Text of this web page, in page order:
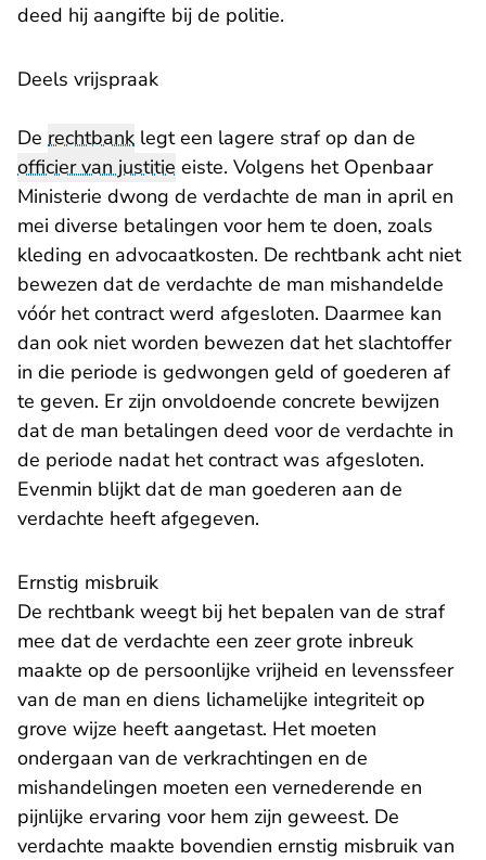
deed hij aangifte bij de politie.
​Deels vrijspraak
De rechtbank legt een lagere straf op dan de
officier van justitie eiste. Volgens het Openbaar
Ministerie dwong de verdachte de man in april en
mei diverse betalingen voor hem te doen, zoals
kleding en advocaatkosten. De rechtbank acht niet
bewezen dat de verdachte de man mishandelde
vóór het contract werd afgesloten. Daarmee kan
dan ook niet worden bewezen dat het slachtoffer
in die periode is gedwongen geld of goederen af
te geven. Er zijn onvoldoende concrete bewijzen
dat de man betalingen deed voor de verdachte in
de periode nadat het contract was afgesloten.
Evenmin blijkt dat de man goederen aan de
verdachte heeft afgegeven.
​Ernstig misbruik
De rechtbank weegt bij het bepalen van de straf
mee dat de verdachte een zeer grote inbreuk
maakte op de persoonlijke vrijheid en levenssfeer
van de man en diens lichamelijke integriteit op
grove wijze heeft aangetast. Het moeten
ondergaan van de verkrachtingen en de
mishandelingen moeten een vernederende en
pijnlijke ervaring voor hem zijn geweest. De
verdachte maakte bovendien ernstig misbruik van